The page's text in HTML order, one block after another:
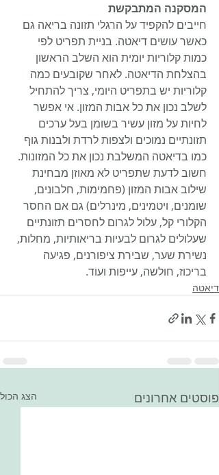
המסקנה המתבקשת
חייבים להקפיד על הרגלי תזונה בריאה גם
כאשר עושים דיאטה. בניית תפריט לפי
כמות קלוריות יומית הוא השלב הראשון
בהצלחת הדיאטה. לאחר שקובעים כמה
קלוריות יש בתפריט היומי, צריך להתחיל
לשלב נכון את כל אבות המזון. אי אפשר
לחיות על מזון עשיר בשומן בעל ערכים
תזונתיים נמוכים ולצפות לרדת ולבנות גוף
כמו בדיאטה המשלבת נכון את כל המזונות.
חשוב לדעת שתפריט לא מאוזן מבחינת
שילוב אבות המזון (פחמימות, חלבונים,
שומנים, ויטמינים, מינרלים) גם אם החסר
הקלורי קל, עלול לגרום לחסרים תזונתיים
שעלולים לגרום לבעיות בריאותיות, מחלות,
נשירת שער, שבירת ציפורנים, פגיעה
בריכוז, חולשה, עייפות ועוד.
דיאטה
פוסטים אחרונים הצג הכול